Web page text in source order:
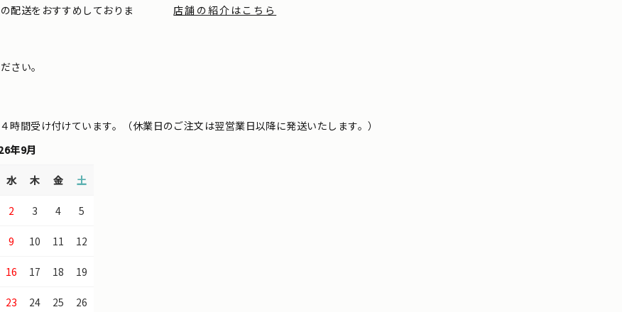
配送をおすすめしておりま
さい。
店舗の紹介はこちら
間受け付けています。（休業日のご注文は翌営業日以降に発送いたします。）
年9月
水 木 金 土
2 3 4 5
9 10 11 12
16 17 18 19
23 24 25 26